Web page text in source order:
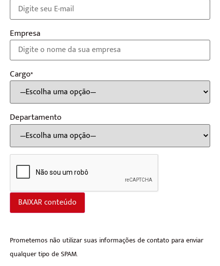
Empresa
Cargo*
Departamento
Prometemos não utilizar suas informações de contato para enviar
qualquer tipo de SPAM.